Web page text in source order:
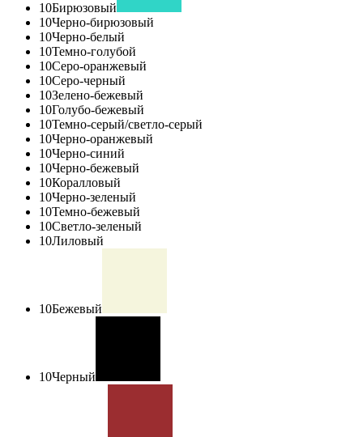
10Бирюзовый
10Черно-бирюзовый
10Черно-белый
10Темно-голубой
10Серо-оранжевый
10Серо-черный
10Зелено-бежевый
10Голубо-бежевый
10Темно-серый/светло-серый
10Черно-оранжевый
10Черно-синий
10Черно-бежевый
10Коралловый
10Черно-зеленый
10Темно-бежевый
10Светло-зеленый
10Лиловый
10Бежевый
10Черный